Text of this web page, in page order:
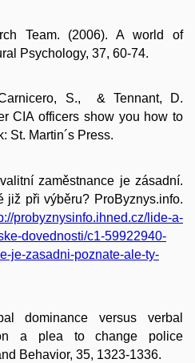
Team. (2006). A world of
Psychology, 37, 60-74.
S., & Tennant, D.
CIA officers show you how to
St. Martin´s Press.
zaměstnance je zásadní.
již při výběru? ProByznys.info.
probyznysinfo.ihned.cz/lide-a-
dovednosti/c1-59922940-
je-zasadni-poznate-ale-ty-
dominance versus verbal
a plea to change police
Behavior, 35, 1323-1336.